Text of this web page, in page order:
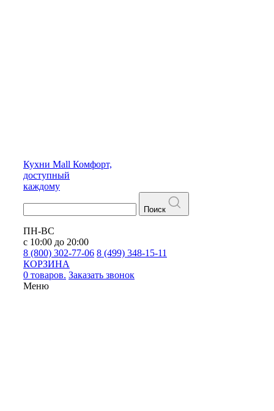
Кухни Mall Комфорт,
доступный
каждому
Поиск
ПН-ВС
с 10:00 до 20:00
8 (800) 302-77-06 8 (499) 348-15-11
КОРЗИНА
0 товаров. Заказать звонок
Меню